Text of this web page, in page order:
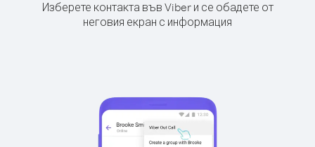
Изберете контакта във Viber и се обадете от
неговия екран с информация